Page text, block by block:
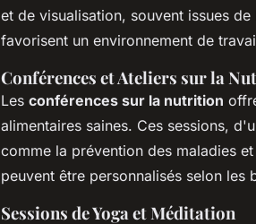
et de visualisation, souvent issues
favorisent un environnement de
Conférences et Ateliers sur la
Les conférences sur la nutrition
alimentaires saines. Ces sessions,
comme la prévention des maladies
peuvent être personnalisés selon
Sessions de Yoga et Méditation